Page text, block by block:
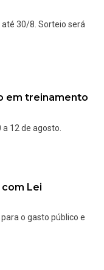
30/8. Sorteio será
em treinamento
12 de agosto.
com Lei
o gasto público e